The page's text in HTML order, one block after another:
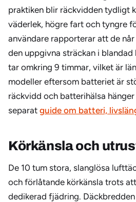
praktiken blir räckvidden tydligt
väderlek, högre fart och tyngre
användare rapporterar att de
den uppgivna sträckan i blandad
tar omkring 9 timmar, vilket är
modeller eftersom batteriet är
räckvidd och batterihälsa
separat guide om batteri,
Körkänsla och
De 10 tum stora, slanglösa
och förlåtande körkänsla trots
dedikerad fjädring.